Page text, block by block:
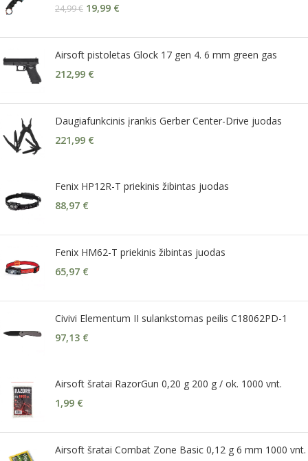
24,99€ 19,99 €
Airsoft pistoletas Glock 17 gen 4. 6 mm green gas
212,99 €
Daugiafunkcinis įrankis Gerber Center-Drive juodas
221,99 €
Fenix HP12R-T priekinis žibintas juodas
88,97 €
Fenix HM62-T priekinis žibintas juodas
65,97 €
Civivi Elementum II sulankstomas peilis C18062PD-1
97,13 €
Airsoft šratai RazorGun 0,20 g 200 g / ok. 1000 vnt.
1,99 €
Airsoft šratai Combat Zone Basic 0,12 g 6 mm 1000 vnt.